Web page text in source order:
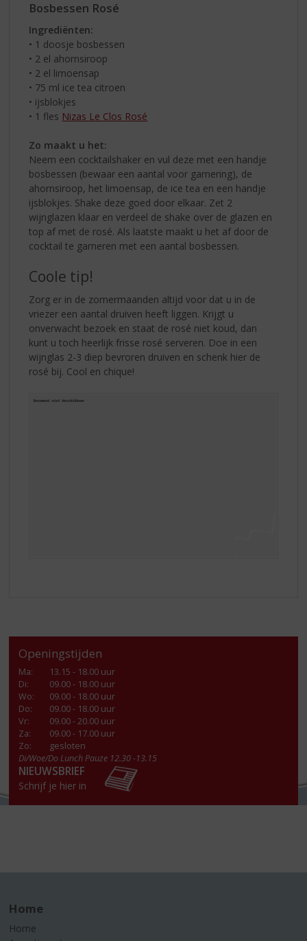
Bosbessen Rosé
Ingrediënten:
• 1 doosje bosbessen
• 2 el ahornsiroop
• 2 el limoensap
• 75 ml ice tea citroen
• ijsblokjes
• 1 fles Nizas Le Clos Rosé
Zo maakt u het:
Neem een cocktailshaker en vul deze met een handje
bosbessen (bewaar een aantal voor garnering), de
ahornsiroop, het limoensap, de ice tea en een handje
ijsblokjes. Shake deze goed door elkaar. Zet 2
wijnglazen klaar en verdeel de shake over de glazen en
top af met de rosé. Als laatste maakt u het af door de
cocktail te garneren met een aantal bosbessen.
Coole tip!
Zorg er in de zomermaanden altijd voor dat u in de
vriezer een aantal druiven heeft liggen. Krijgt u
onverwacht bezoek en staat de rosé niet koud, dan
kunt u toch heerlijk frisse rosé serveren. Doe in een
wijnglas 2-3 diep bevroren druiven en schenk hier de
rosé bij. Cool en chique!
Openingstijden
Ma:
13.15 - 18.00 uur
Di:
09.00 - 18.00 uur
Wo:
09.00 - 18.00 uur
Do:
09.00 - 18.00 uur
Vr:
09.00 - 20.00 uur
Za:
09.00 - 17.00 uur
Zo:
gesloten
Di/Woe/Do Lunch Pauze 12.30 -13.15
NIEUWSBRIEF
Schrijf je hier in
Home
Home